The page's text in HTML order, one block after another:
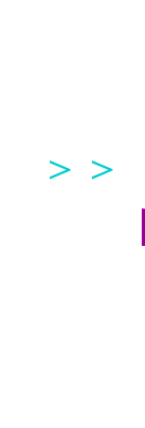
＞＞